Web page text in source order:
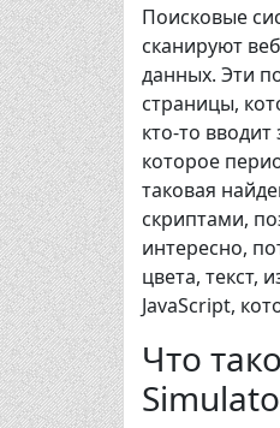
Поисковые
сканируют
данных. Эти
страницы,
кто-то
которое
таковая
скриптами,
интересно,
цвета, текст,
JavaScript,
Что